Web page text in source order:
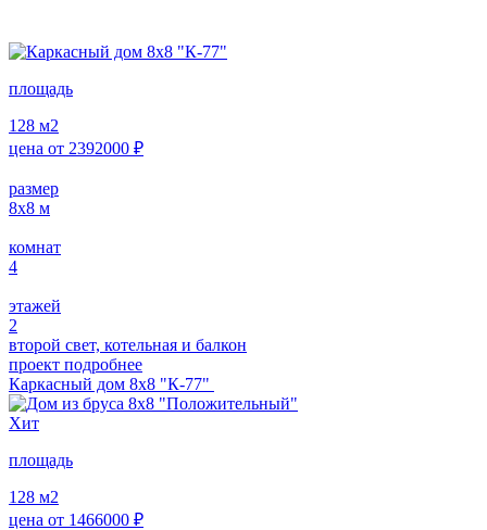
площадь
128 м2
цена от 2392000 ₽
размер
8х8 м
комнат
4
этажей
2
второй свет, котельная и балкон
проект подробнее
Каркасный дом 8х8 "К-77"
Хит
площадь
128 м2
цена от 1466000 ₽